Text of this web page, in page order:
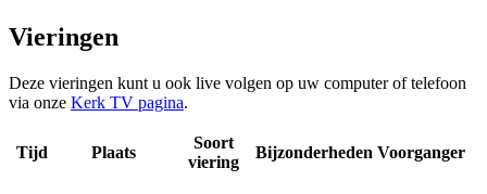
Vieringen
Deze vieringen kunt u ook live volgen op uw computer of telefoon
via onze Kerk TV pagina.
Tijd Plaats
Soort
viering
Bijzonderheden Voorganger